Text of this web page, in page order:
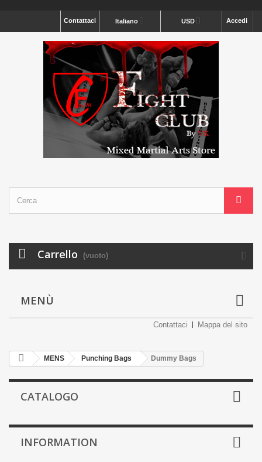
Accedi
USD
Italiano
Contattaci
Carrello (vuoto)
MENÙ
Contattaci Mappa del sito
MENS Punching Bags Dummy Bags
CATALOGO
INFORMATION